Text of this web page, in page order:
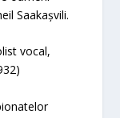
Saakașvili.
vocal,